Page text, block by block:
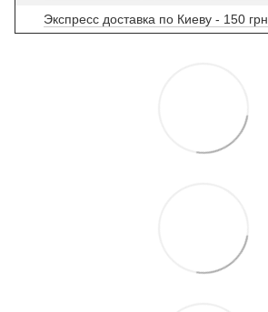
Экспресс доставка по Киеву - 150 грн